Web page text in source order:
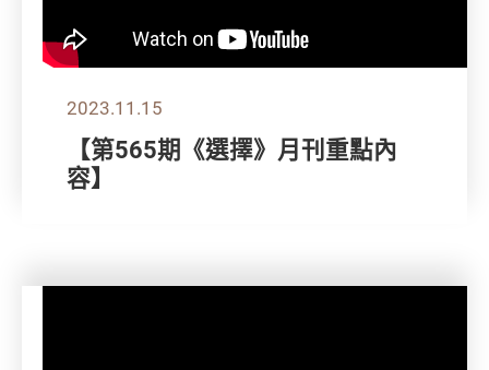
2023.11.15
【第565期《選擇》月刊重點內
容】